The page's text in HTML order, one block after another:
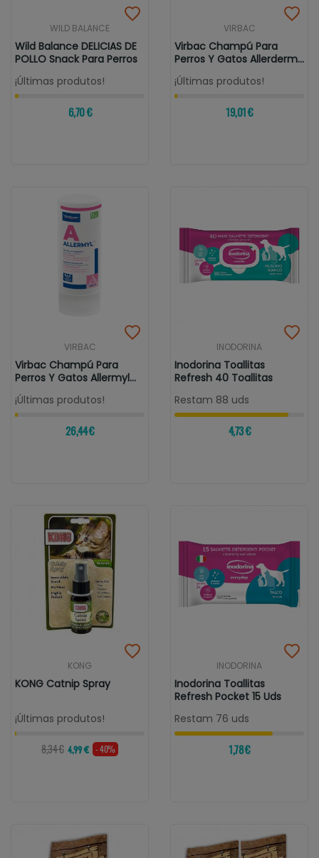
WILD BALANCE
Wild Balance DELICIAS DE
POLLO Snack Para Perros
¡Últimas produtos!
6,70 €
VIRBAC
Virbac Champú Para
Perros Y Gatos Allerderm
Piel...
¡Últimas produtos!
19,01 €
VIRBAC
Virbac Champú Para
Perros Y Gatos Allermyl
Champú...
¡Últimas produtos!
26,44 €
INODORINA
Inodorina Toallitas
Refresh 40 Toallitas
Restam 88 uds
4,73 €
KONG
KONG Catnip Spray
¡Últimas produtos!
8,34 € 4,99 € - 40%
INODORINA
Inodorina Toallitas
Refresh Pocket 15 Uds
Restam 76 uds
1,78 €